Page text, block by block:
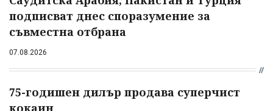
подписват днес споразумение за
съвместна отбрана
07.08.2026
75-годишен дилър продава суперчист